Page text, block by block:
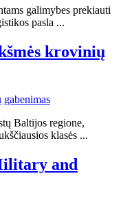
galimybes prekiauti
pasla ...
krovinių
Baltijos regione,
klasės ...
and